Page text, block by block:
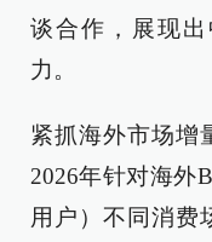
谈合作，展现
力。
紧抓海外市场增
2026年针对海外
用户）不同消费